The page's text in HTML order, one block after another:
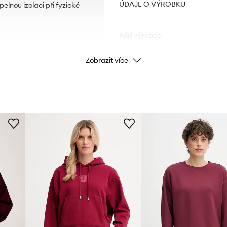
izolaci při fyzické
ÚDAJE O VÝROBKU
Barva výrobce
Značka
Zobrazit více